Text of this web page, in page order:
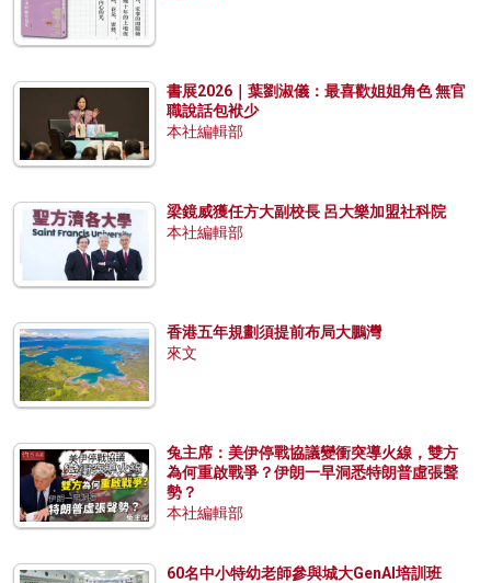
書展2026｜葉劉淑儀：最喜歡姐姐角色 無官
職說話包袱少
本社編輯部
梁鏡威獲任方大副校長 呂大樂加盟社科院
本社編輯部
香港五年規劃須提前布局大鵬灣
來文
兔主席：美伊停戰協議變衝突導火線，雙方
為何重啟戰爭？伊朗一早洞悉特朗普虛張聲
勢？
本社編輯部
60名中小特幼老師參與城大GenAI培訓班